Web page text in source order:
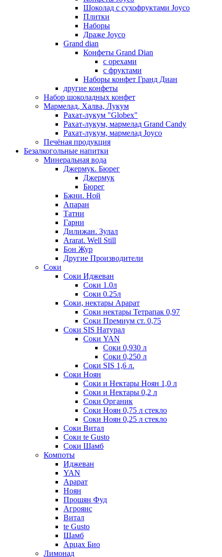
Шоколад с сухофруктами Joyco
Плитки
Наборы
Драже Joyco
Grand dian
Конфеты Grand Dian
с орехами
с фруктами
Наборы конфет Гранд Диан
другие конфеты
Набор шоколадных конфет
Мармелад, Халва, Лукум
Рахат-лукум "Globex"
Рахат-лукум, мармелад Grand Candy
Рахат-лукум, мармелад Joyco
Печёная продукция
Безалкогольные напитки
Минеральная вода
Джермук. Бюрег
Джермук
Бюрег
Бжни. Ной
Апаран
Татни
Гарни
Дилижан. Зулал
Ararat. Well Still
Бон Жур
Другие Производители
Соки
Соки Иджеван
Соки 1.0л
Соки 0.25л
Соки, нектары Арарат
Соки нектары Тетрапак 0,97
Соки Премиум ст. 0,75
Соки SIS Натурал
Соки YAN
Соки 0,930 л
Соки 0,250 л
Соки SIS 1,6 л.
Соки Ноян
Соки и Нектары Ноян 1,0 л
Соки и Нектары 0,2 л
Соки Органик
Соки Ноян 0,75 л стекло
Соки Ноян 0,25 л стекло
Соки Витал
Соки te Gusto
Соки Шамб
Компоты
Иджеван
YAN
Арарат
Ноян
Прошян Фуд
Агроянс
Витал
te Gusto
Шамб
Арцах Био
Лимонад